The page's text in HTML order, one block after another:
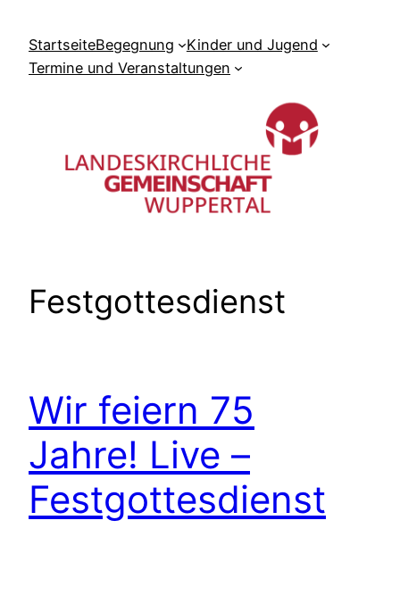
Inhalt
springen
StartseiteBegegnung
Kinder und Jugend
Termine und Veranstaltungen
Festgottesdienst
Wir feiern 75
Jahre! Live –
Festgottesdienst